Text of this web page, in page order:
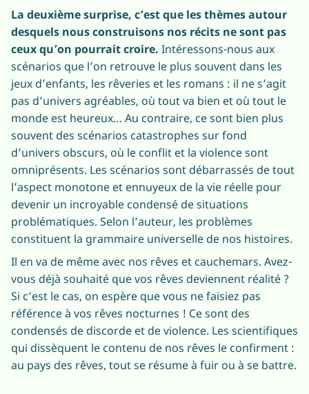
La deuxième surprise, c’est que les thèmes autour
desquels nous construisons nos récits ne sont pas
ceux qu’on pourrait croire. Intéressons-nous aux
scénarios que l’on retrouve le plus souvent dans les
jeux d’enfants, les rêveries et les romans : il ne s’agit
pas d’univers agréables, où tout va bien et où tout le
monde est heureux… Au contraire, ce sont bien plus
souvent des scénarios catastrophes sur fond
d’univers obscurs, où le conflit et la violence sont
omniprésents. Les scénarios sont débarrassés de tout
l’aspect monotone et ennuyeux de la vie réelle pour
devenir un incroyable condensé de situations
problématiques. Selon l’auteur, les problèmes
constituent la grammaire universelle de nos histoires.
Il en va de même avec nos rêves et cauchemars. Avez-
vous déjà souhaité que vos rêves deviennent réalité ?
Si c’est le cas, on espère que vous ne faisiez pas
référence à vos rêves nocturnes ! Ce sont des
condensés de discorde et de violence. Les scientifiques
qui dissèquent le contenu de nos rêves le confirment :
au pays des rêves, tout se résume à fuir ou à se battre.